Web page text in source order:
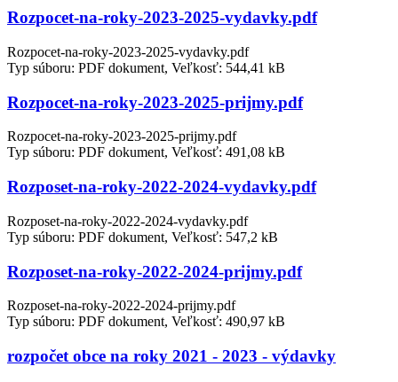
Rozpocet-na-roky-2023-2025-vydavky.pdf
Rozpocet-na-roky-2023-2025-vydavky.pdf
Typ súboru: PDF dokument, Veľkosť: 544,41 kB
Rozpocet-na-roky-2023-2025-prijmy.pdf
Rozpocet-na-roky-2023-2025-prijmy.pdf
Typ súboru: PDF dokument, Veľkosť: 491,08 kB
Rozposet-na-roky-2022-2024-vydavky.pdf
Rozposet-na-roky-2022-2024-vydavky.pdf
Typ súboru: PDF dokument, Veľkosť: 547,2 kB
Rozposet-na-roky-2022-2024-prijmy.pdf
Rozposet-na-roky-2022-2024-prijmy.pdf
Typ súboru: PDF dokument, Veľkosť: 490,97 kB
rozpočet obce na roky 2021 - 2023 - výdavky